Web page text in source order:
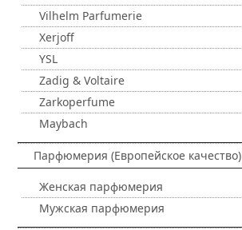
Vilhelm Parfumerie
Xerjoff
YSL
Zadig & Voltaire
Zarkoperfume
Maybach
Парфюмерия (Европейское качество)
Женская парфюмерия
Мужская парфюмерия